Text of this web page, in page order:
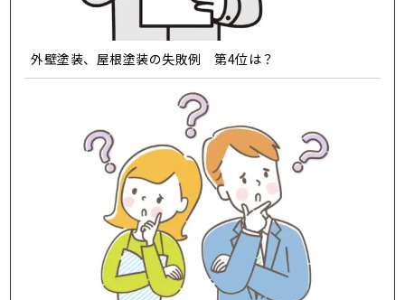
外壁塗装、屋根塗装の失敗例 第4位は？